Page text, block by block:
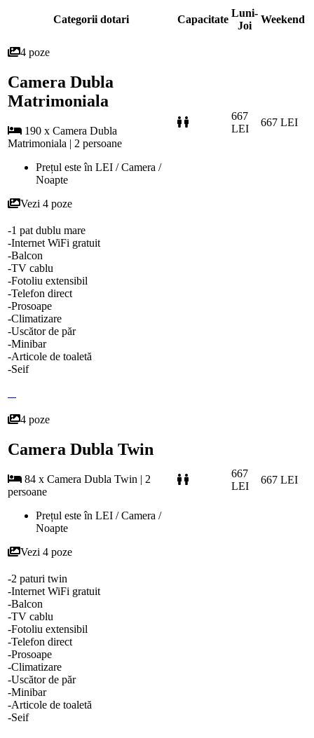
Categorii dotari Capacitate
Luni-
Joi
Weekend
4 poze
Camera Dubla
Matrimoniala
190 x Camera Dubla
Matrimoniala | 2 persoane
Prețul este în LEI / Camera /
Noapte
Vezi 4 poze
667
LEI
667 LEI
-1 pat dublu mare
-Internet WiFi gratuit
-Balcon
-TV cablu
-Fotoliu extensibil
-Telefon direct
-Prosoape
-Climatizare
-Uscător de păr
-Minibar
-Articole de toaletă
-Seif
4 poze
Camera Dubla Twin
84 x Camera Dubla Twin | 2
persoane
Prețul este în LEI / Camera /
Noapte
Vezi 4 poze
667
LEI
667 LEI
-2 paturi twin
-Internet WiFi gratuit
-Balcon
-TV cablu
-Fotoliu extensibil
-Telefon direct
-Prosoape
-Climatizare
-Uscător de păr
-Minibar
-Articole de toaletă
-Seif